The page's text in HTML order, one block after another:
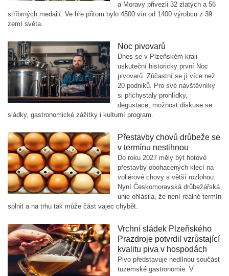
a Moravy přivezli 32 zlatých a 56
stříbrných medailí. Ve hře přitom bylo 4500 vín od 1400 výrobců z 39
zemí světa.
Noc pivovarů
Dnes se v Plzeňském kraji
uskuteční historicky první Noc
pivovarů. Zúčastní se jí více než
20 podniků. Pro své návštěvníky
si přichystaly prohlídky,
degustace, možnost diskuse se
sládky, gastronomické zážitky i kulturní program.
Přestavby chovů drůbeže se
v termínu nestihnou
Do roku 2027 měly být hotové
přestavby obohacených klecí na
voliérové chovy s větší rozlohou.
Nyní Českomoravská drůbežářská
unie ohlásila, že není reálné termín
splnit a na trhu tak může část vajec chybět.
Vrchní sládek Plzeňského
Prazdroje potvrdil vzrůstající
kvalitu piva v hospodách
Pivo představuje nedílnou součást
tuzemské gastronomie. V